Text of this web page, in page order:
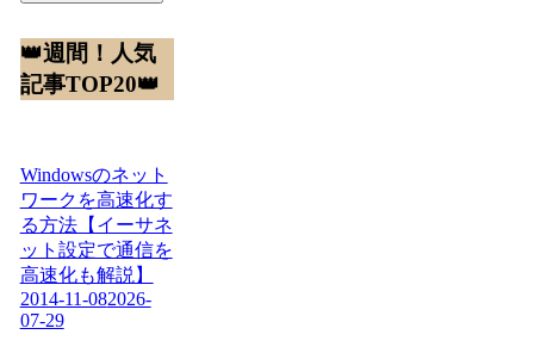
👑週間！人気
記事TOP20👑
Windowsのネット
ワークを高速化す
る方法【イーサネ
ット設定で通信を
高速化も解説】
2014-11-082026-
07-29